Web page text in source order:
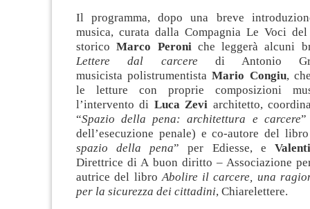
Il programma, dopo una breve
musica, curata dalla Compagnia Le Voci
storicoMarco Peroniche leggerà alcuni
Lettere dal carcere di Antonio
musicista polistrumentistaMario Congiu,
le letture con proprie composizioni
l’intervento di Luca Zevi architetto,
“Spazio della pena: architettura e carcere”
dell’esecuzione penale) e co-autore del
spazio della pena” per Ediesse, e
Direttrice di A buon diritto – Associazione
autrice del libroAbolire il carcere, una
per la sicurezza dei cittadini, Chiarelettere.